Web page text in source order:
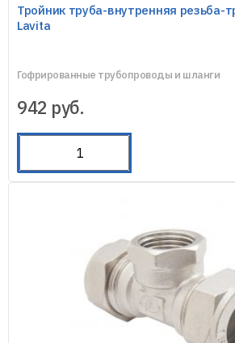
Тройник труба-внутренняя резьба-
Lavita
Гофрированные трубопроводы и шланги
942 руб.